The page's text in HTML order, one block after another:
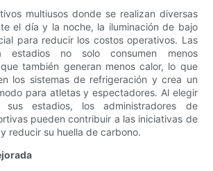
multiusos donde se realizan diversas
el día y la noche, la iluminación de bajo
para reducir los costos operativos. Las
estadios no solo consumen menos
también generan menos calor, lo que
los sistemas de refrigeración y crea un
para atletas y espectadores. Al elegir
estadios, los administradores de
pueden contribuir a las iniciativas de
reducir su huella de carbono.